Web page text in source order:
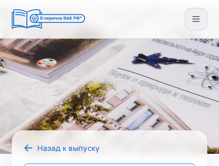
Назад к выпуску